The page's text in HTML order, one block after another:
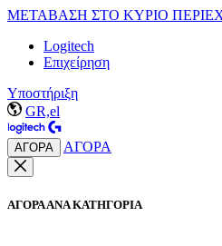
ΜΕΤΑΒΑΣΗ ΣΤΟ ΚΥΡΙΟ
Logitech
Επιχείρηση
Υποστήριξη
GR,el
ΑΓΟΡΑ ΑΓΟΡΑ
ΑΓΟΡΑ ΑΝΑ ΚΑΤΗΓΟΡΙΑ